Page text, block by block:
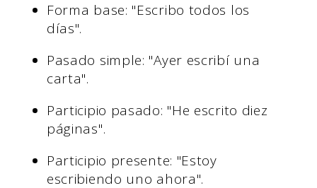
Forma base: "Escribo todos los
días".
Pasado simple: "Ayer escribí una
carta".
Participio pasado: "He escrito diez
páginas".
Participio presente: "Estoy
escribiendo uno ahora".